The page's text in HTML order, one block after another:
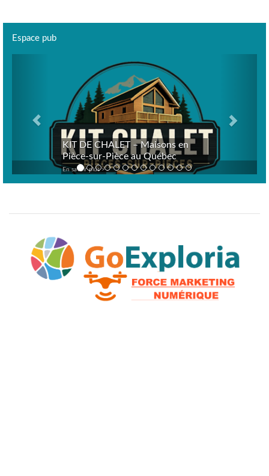
Espace pub
KIT DE CHALET – Maisons en
Pièce-sur-Pièce au Québec
En savoir plus >